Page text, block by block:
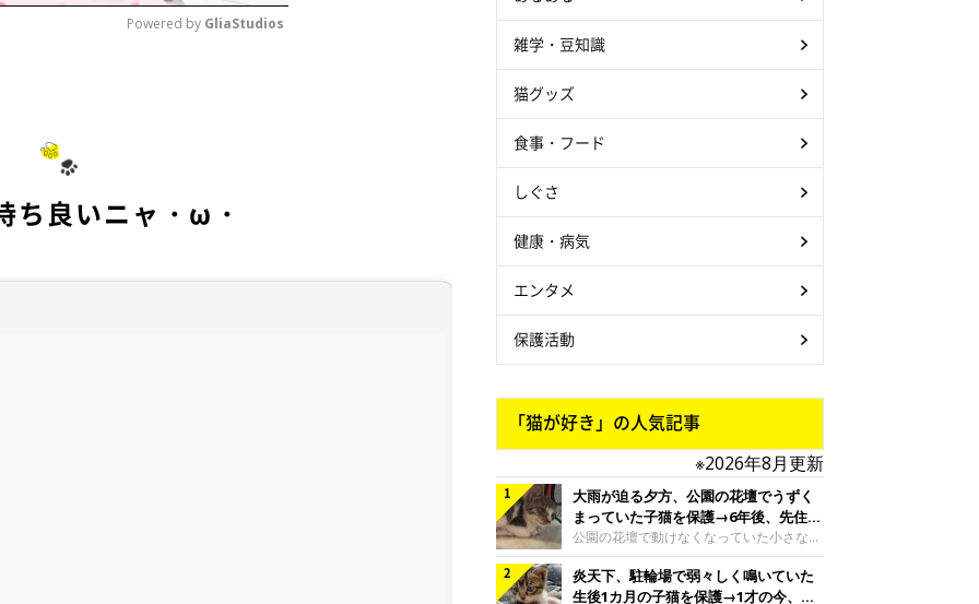
Powered by GliaStudios
ち良いニャ・ω・
雑学・豆知識
猫グッズ
食事・フード
しぐさ
健康・病気
エンタメ
保護活動
「猫が好き」の人気記事
※2026年8月更新
大雨が迫る夕方、公園の花壇でうずく
まっていた子猫を保護→6年後、先住猫
と“姉妹”のような関係に
公園の花壇で動けなくなっていた小さな子
猫。家族に迎えられてから6年、先住猫と
の間には深い絆が育まれていました。保護
当時のティダちゃん。
炎天下、駐輪場で弱々しく鳴いていた
生後1カ月の子猫を保護→1才の今、筋